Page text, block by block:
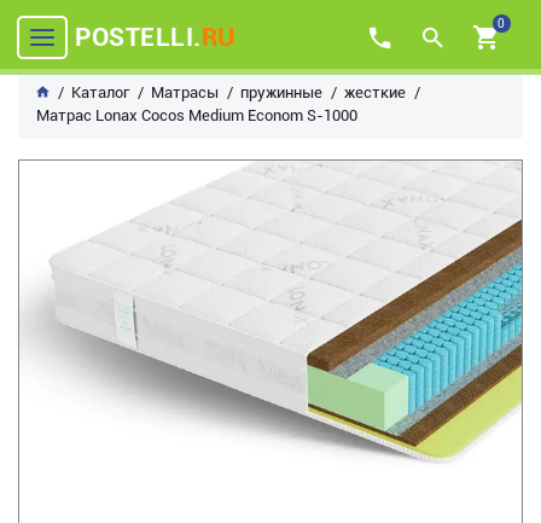
POSTELLI.RU 0
Каталог Матрасы пружинные
жесткие
Матрас Lonax Cocos Medium Econom S-1000